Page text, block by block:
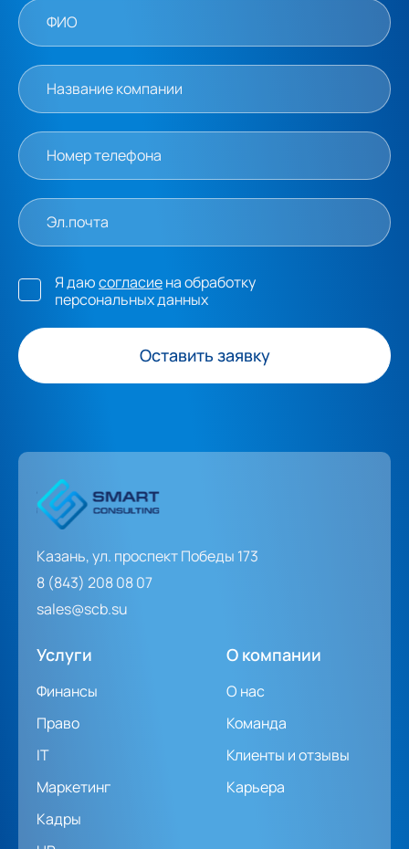
Оставить заявку
Я даюсогласиена обработку
персональных данных
Казань, ул. проспект Победы 173
8 (843) 208 08 07
sales@scb.su
Услуги
Финансы
Право
IT
Маркетинг
Кадры
О компании
О нас
Команда
Клиенты и отзывы
Карьера